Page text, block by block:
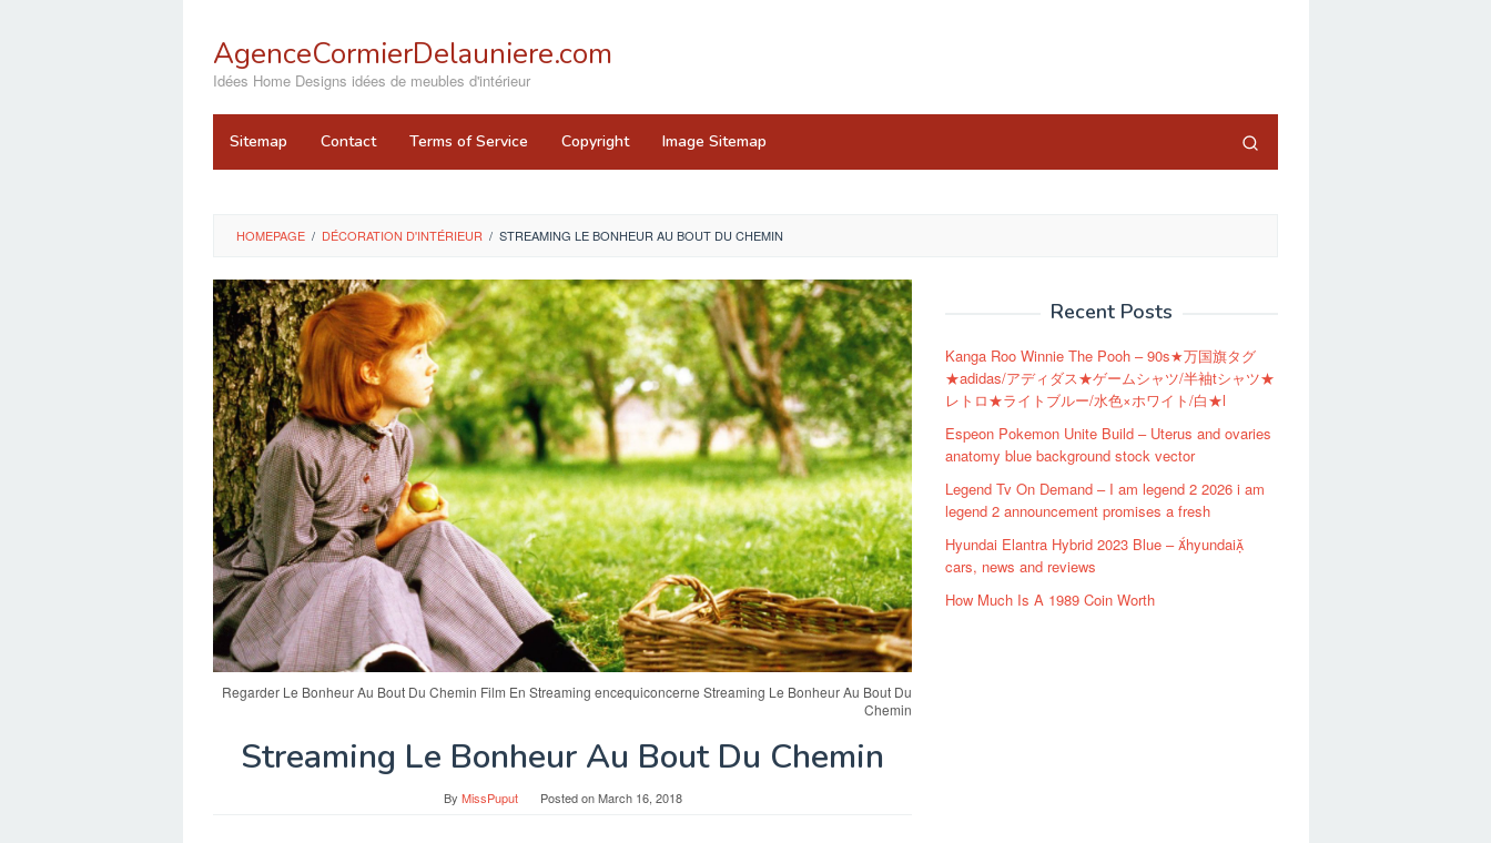
contentAgenceCormierDelauniere.com
Idées Home Designs idées de meubles d'intérieur
Sitemap Contact Terms of Service Copyright Image Sitemap
HOMEPAGE / DÉCORATION D'INTÉRIEUR / STREAMING LE BONHEUR AU BOUT DU CHEMIN
Regarder Le Bonheur Au Bout Du Chemin Film En Streaming encequiconcerne Streaming Le Bonheur Au Bout Du
Chemin
Streaming Le Bonheur Au Bout Du Chemin
By MissPuput Posted onMarch 16, 2018
Recent Posts
Kanga Roo Winnie The Pooh – 90s★万国旗タグ
★adidas/アディダス★ゲームシャツ/半袖tシャツ★
レトロ★ライトブルー/水色×ホワイト/白★l
Espeon Pokemon Unite Build – Uterus and ovaries
anatomy blue background stock vector
Legend Tv On Demand – I am legend 2 2026 i am
legend 2 announcement promises a fresh
Hyundai Elantra Hybrid 2023 Blue – hyundai
cars, news and reviews
How Much Is A 1989 Coin Worth